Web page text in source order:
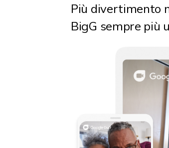
Più divertimento
BigG sempre più